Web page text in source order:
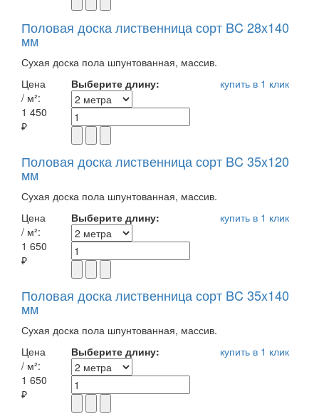
Половая доска лиственница сорт BC 28x140
мм
Сухая доска пола шпунтованная, массив.
Цена
/ м²:
1 450
₽
Выберите длину: купить в 1 клик
Половая доска лиственница сорт BC 35x120
мм
Сухая доска пола шпунтованная, массив.
Цена
/ м²:
1 650
₽
Выберите длину: купить в 1 клик
Половая доска лиственница сорт BC 35x140
мм
Сухая доска пола шпунтованная, массив.
Цена
/ м²:
1 650
₽
Выберите длину: купить в 1 клик